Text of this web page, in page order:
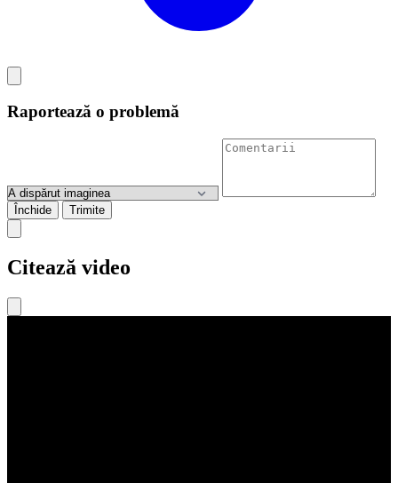
Raportează o problemă
Închide Trimite
Citează video